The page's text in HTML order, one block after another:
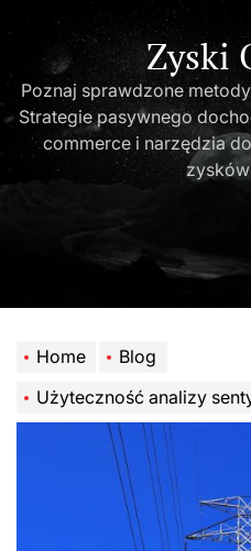
to
content
Zyski
Poznaj sprawdzone
Strategie pasywnego
commerce i narzędzia
Home
Blog
Użyteczność analizy sentymentu w